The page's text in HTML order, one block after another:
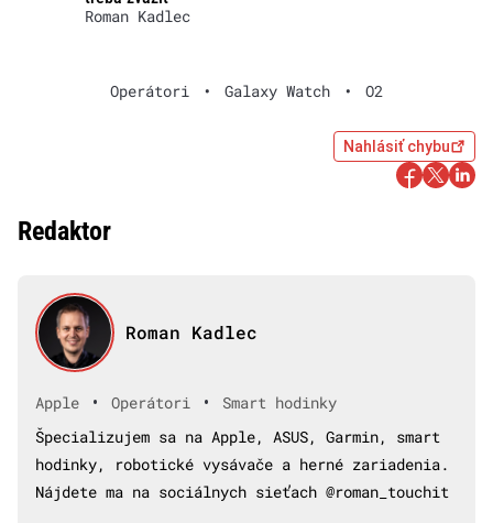
Roman Kadlec
Operátori • Galaxy Watch • O2
Nahlásiť chybu
Redaktor
Roman Kadlec
Apple • Operátori •
Smart hodinky
Špecializujem sa na Apple, ASUS, Garmin, smart
hodinky, robotické vysávače a herné zariadenia.
Nájdete ma na sociálnych sieťach @roman_touchit